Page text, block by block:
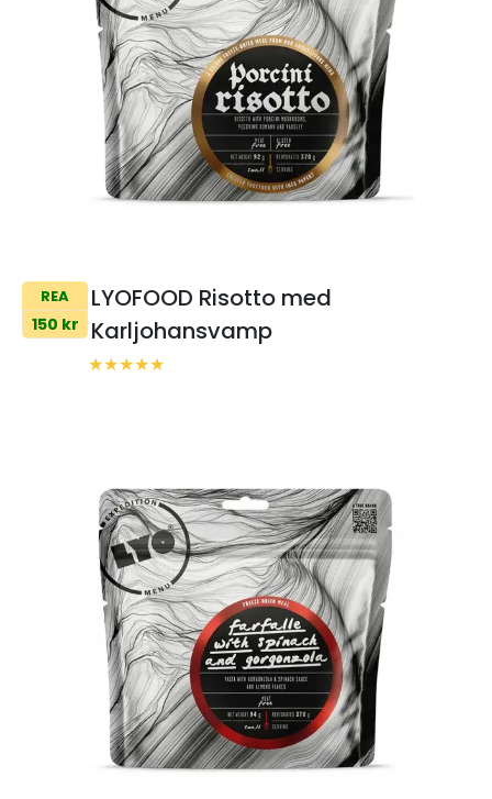
REA
150 kr
LYOFOOD Risotto med
Karljohansvamp